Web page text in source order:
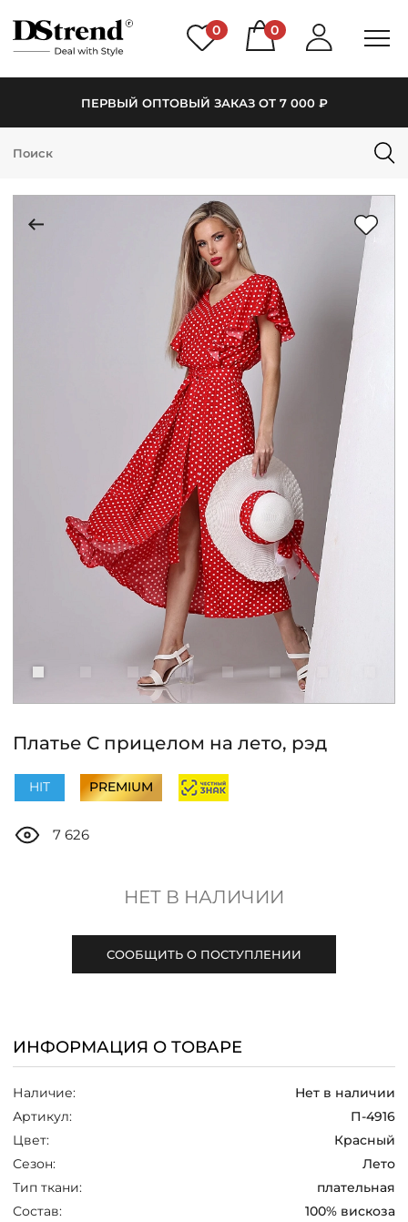
0 0
ПЕРВЫЙ ОПТОВЫЙ ЗАКАЗ ОТ 7 000 ₽
КАТАЛОГ
НОВИНКИ
ЖУРНАЛ
О НАС
ЧАСТО ЗАДАВАЕМЫЕ ВОПРОСЫ
ТАБЛИЦА РАЗМЕРОВ
+7 (800) 511-35-10
MANAGER@DSTREND.RU
ЗАКАЗАТЬ ЗВОНОК
Платье С прицелом на лето, рэд
HIT PREMIUM
7 626
НЕТ В НАЛИЧИИ
СООБЩИТЬ О ПОСТУПЛЕНИИ
ИНФОРМАЦИЯ О ТОВАРЕ
Наличие:
Нет в наличии
Артикул:
П-4916
Цвет:
Красный
Сезон:
Лето
Тип ткани:
плательная
Состав:
100% вискоза